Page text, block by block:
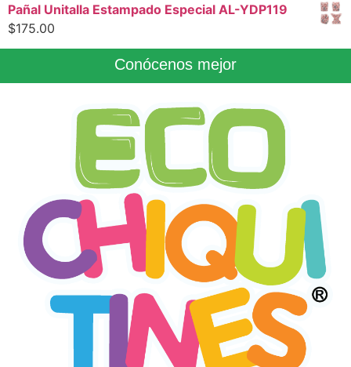
Pañal Unitalla Estampado Especial AL-YDP119
$175.00
Conócenos mejor